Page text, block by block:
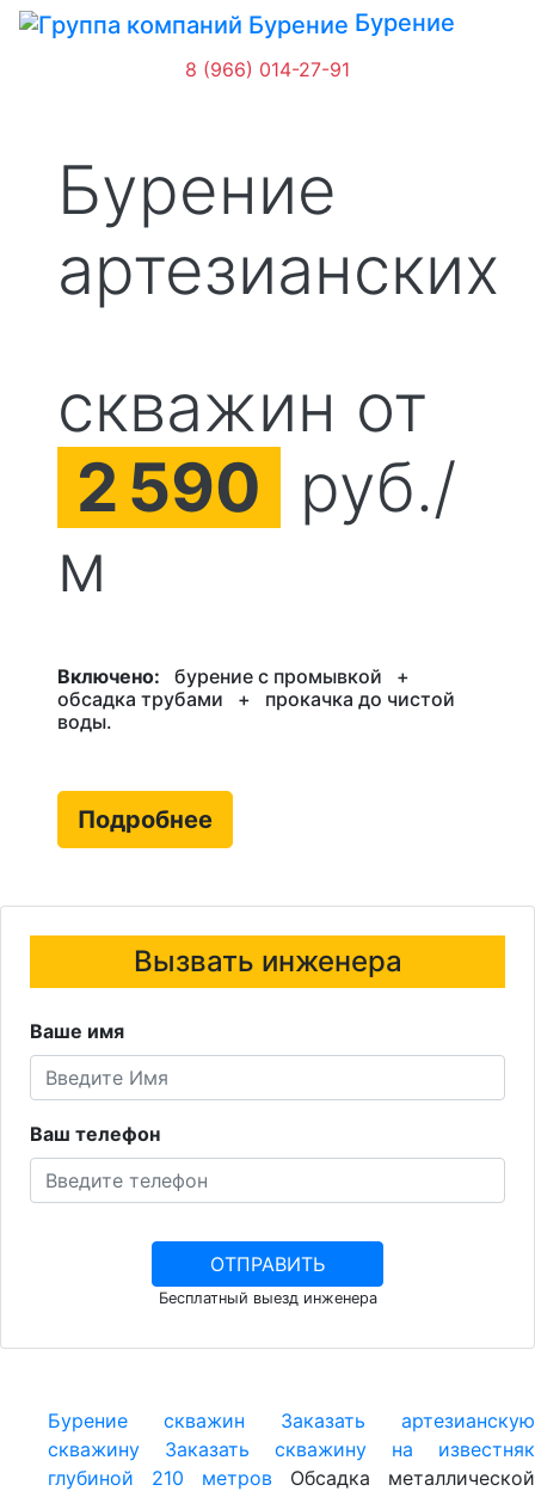
Бурение
8 (966) 014-27-91
Бурение
артезианских
скважин от
2590 руб./
м
Включено: бурение с промывкой
+
обсадка трубами
+
прокачка до чистой
воды.
Подробнее
Вызвать инженера
Ваше имя
Ваш телефон
Бесплатный выезд инженера
Бурение скважин
Заказать артезианскую
скважину
Заказать скважину на известняк
глубиной 210 метров
Обсадка металлической